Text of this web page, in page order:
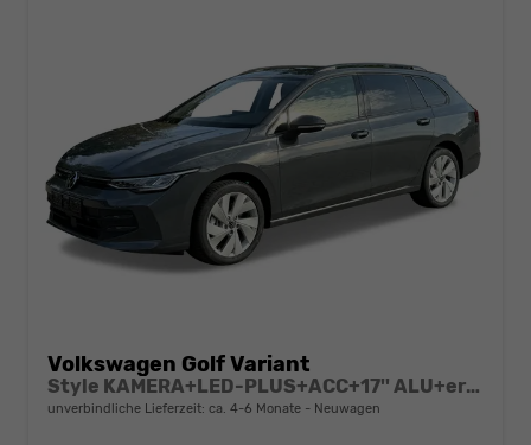
Volkswagen Golf Variant
Style KAMERA+LED-PLUS+ACC+17'' ALU+ergoActive
unverbindliche Lieferzeit: ca. 4-6 Monate Neuwagen